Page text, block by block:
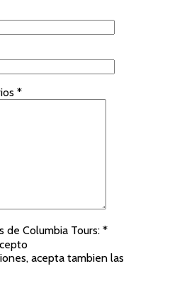
*
de Columbia Tours: *
acepta tambien las